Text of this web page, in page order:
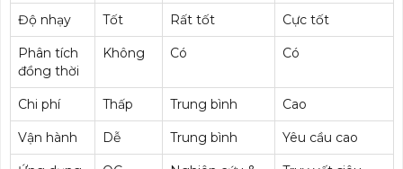
Độ nhạy Tốt Rất tốt Cực tốt
Phân tích
đồng thời
Không Có Có
Chi phí Thấp Trung bình Cao
Vận hành Dễ Trung bình Yêu cầu cao